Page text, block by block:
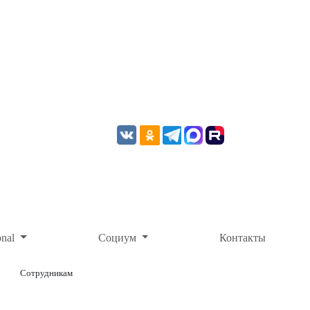
Социум Контакты
Сотрудникам